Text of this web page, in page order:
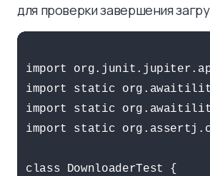
для проверки завершения
import
import static
import static
import static
class DownloaderTest {